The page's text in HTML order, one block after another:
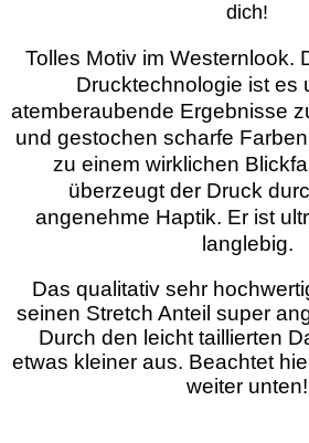
dich!
Tolles Motiv im Westernlook.
Drucktechnologie ist es
atemberaubende Ergebnisse
und gestochen scharfe
zu einem wirklichen
überzeugt der Druck
angenehme Haptik. Er ist
langlebig.
Das qualitativ sehr
seinen Stretch Anteil super
Durch den leicht taillierten
etwas kleiner aus. Beachtet
weiter unten!